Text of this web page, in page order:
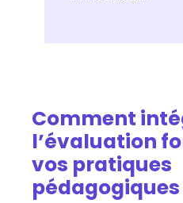
Comment
l’évaluation
vos pratiques
pédagogiques